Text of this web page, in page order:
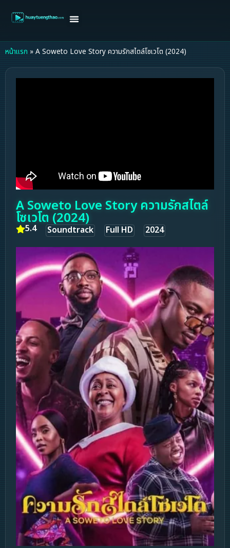
หน้าแรก » A Soweto Love Story ความรักสไตล์โซเวโต (2024)
A Soweto Love Story ความรักสไตล์
โซเวโต (2024)
5.4 Soundtrack Full HD 2024